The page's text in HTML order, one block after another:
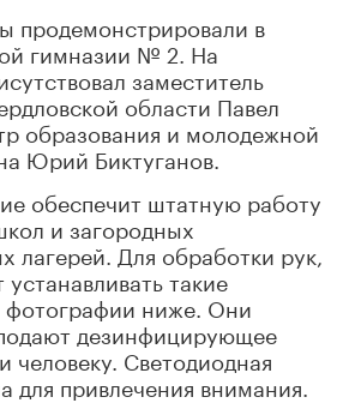
продемонстрировали в
гимназии № 2. На
заместитель
области Павел
образования и молодежной
Юрий Биктуганов.
обеспечит штатную работу
и загородных
лагерей. Для обработки рук,
такие
фотографии ниже. Они
дезинфицирующее
человеку. Светодиодная
для привлечения внимания.